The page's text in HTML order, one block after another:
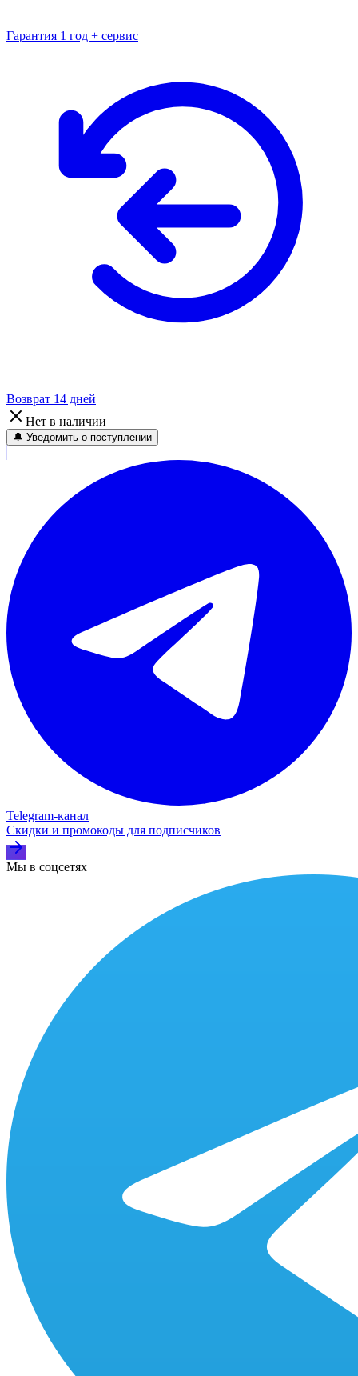
Гарантия 1 год + сервис
Возврат 14 дней
Нет в наличии
🔔 Уведомить о поступлении
Telegram‑канал
Скидки и промокоды для подписчиков
Мы в соцсетях